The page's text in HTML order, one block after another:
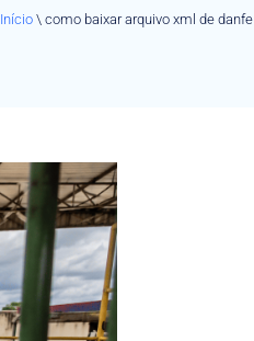
Início\ como baixar arquivo xml de danfe